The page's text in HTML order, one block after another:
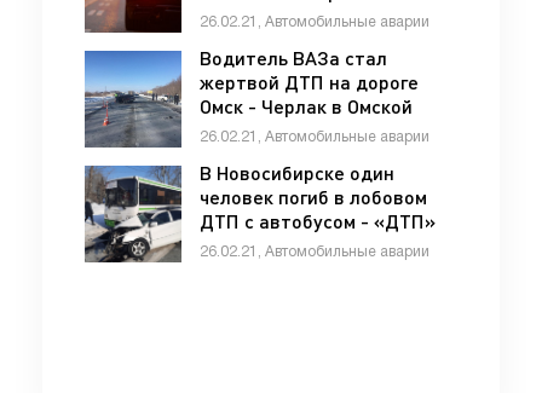
Амур в Приамурье - «ДТП»
26.02.21, Автомобильные аварии
Водитель ВАЗа стал
жертвой ДТП на дороге
Омск - Черлак в Омской
области - «ДТП»
26.02.21, Автомобильные аварии
В Новосибирске один
человек погиб в лобовом
ДТП с автобусом - «ДТП»
26.02.21, Автомобильные аварии